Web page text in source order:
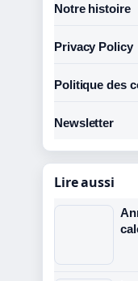
Notre histoire
Privacy Policy
Politique des
Newsletter
Lire aussi